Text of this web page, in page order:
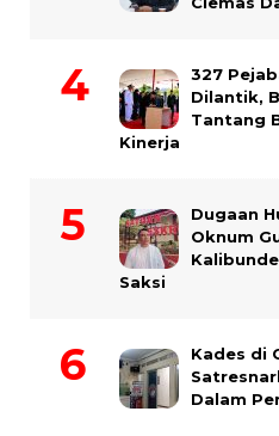
327
Dilantik,
Tantang
Kinerja
Dugaan
Oknum
Saksi
Kades di
Dalam